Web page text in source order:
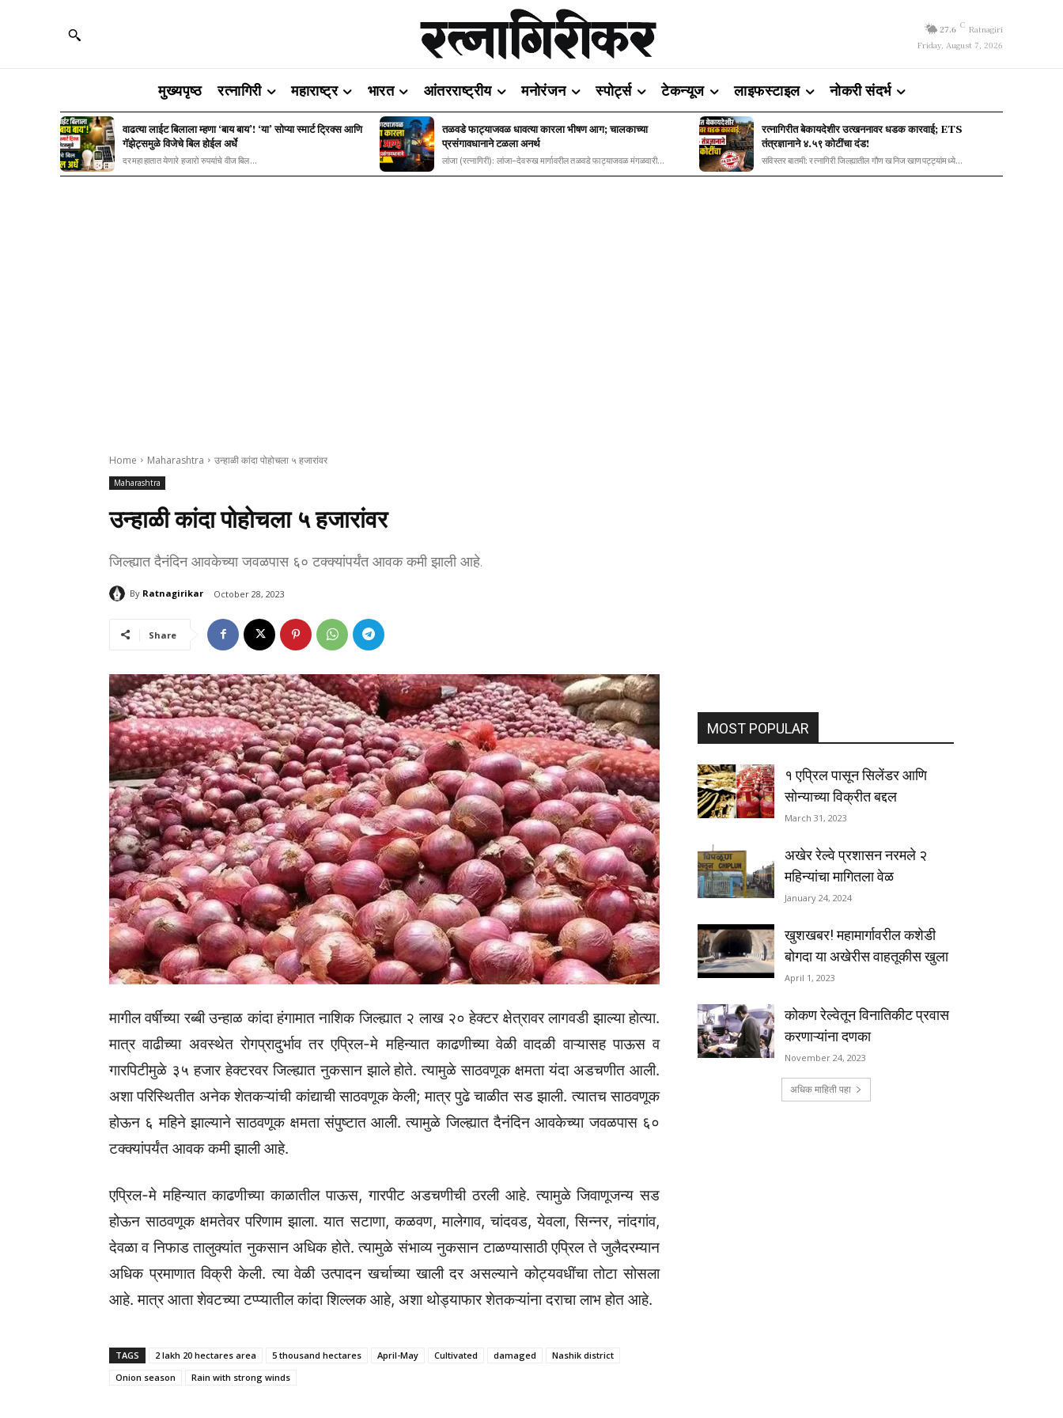
27.6 C Ratnagiri
Friday, August 7, 2026
मुख्यपृष्ठ रत्नागिरी महाराष्ट्र भारत आंतरराष्ट्रीय मनोरंजन स्पोर्ट्स टेकन्यूज लाइफस्टाइल नोकरी संदर्भ
वाढत्या लाईट बिलाला म्हणा ‘बाय बाय’! ‘या’ सोप्या स्मार्ट ट्रिक्स आणि
गॅझेट्समुळे विजेचे बिल होईल अर्धे
दरमहा हातात येणारे हजारो रुपयांचे वीज बिल...
तळवडे फाट्याजवळ धावत्या कारला भीषण आग; चालकाच्या
प्रसंगावधानाने टळला अनर्थ
लांजा (रत्नागिरी): लांजा–देवरुख मार्गावरील तळवडे फाट्याजवळ मंगळवारी...
रत्नागिरीत बेकायदेशीर उत्खननावर धडक कारवाई; ETS
तंत्रज्ञानाने ४.५९ कोटींचा दंड!
सविस्तर बातमी: रत्नागिरी जिल्ह्यातील गौण खनिज खाणपट्ट्यांमध्ये...
Home Maharashtra उन्हाळी कांदा पोहोचला ५ हजारांवर
Maharashtra
उन्हाळी कांदा पोहोचला ५ हजारांवर
जिल्ह्यात दैनंदिन आवकेच्या जवळपास ६० टक्क्यांपर्यंत आवक कमी झाली आहे.
By Ratnagirikar October 28, 2023
Share
मागील वर्षीच्या रब्बी उन्हाळ कांदा हंगामात नाशिक जिल्ह्यात २ लाख २० हेक्टर क्षेत्रावर लागवडी झाल्या होत्या.
मात्र वाढीच्या अवस्थेत रोगप्रादुर्भाव तर एप्रिल-मे महिन्यात काढणीच्या वेळी वादळी वाऱ्यासह पाऊस व
गारपिटीमुळे ३५ हजार हेक्टरवर जिल्ह्यात नुकसान झाले होते. त्यामुळे साठवणूक क्षमता यंदा अडचणीत आली.
अशा परिस्थितीत अनेक शेतकऱ्यांची कांद्याची साठवणूक केली; मात्र पुढे चाळीत सड झाली. त्यातच साठवणूक
होऊन ६ महिने झाल्याने साठवणूक क्षमता संपुष्टात आली. त्यामुळे जिल्ह्यात दैनंदिन आवकेच्या जवळपास ६०
टक्क्यांपर्यंत आवक कमी झाली आहे.
एप्रिल-मे महिन्यात काढणीच्या काळातील पाऊस, गारपीट अडचणीची ठरली आहे. त्यामुळे जिवाणूजन्य सड
होऊन साठवणूक क्षमतेवर परिणाम झाला. यात सटाणा, कळवण, मालेगाव, चांदवड, येवला, सिन्नर, नांदगांव,
देवळा व निफाड तालुक्यांत नुकसान अधिक होते. त्यामुळे संभाव्य नुकसान टाळण्यासाठी एप्रिल ते जुलैदरम्यान
अधिक प्रमाणात विक्री केली. त्या वेळी उत्पादन खर्चाच्या खाली दर असल्याने कोट्यवधींचा तोटा सोसला
आहे. मात्र आता शेवटच्या टप्प्यातील कांदा शिल्लक आहे, अशा थोड्याफार शेतकऱ्यांना दराचा लाभ होत आहे.
TAGS 2 lakh 20 hectares area 5 thousand hectares April-May Cultivated damaged
Nashik district
Onion season
Rain with strong winds
MOST POPULAR
१ एप्रिल पासून सिलेंडर आणि
सोन्याच्या विक्रीत बद्दल
March 31, 2023
अखेर रेल्वे प्रशासन नरमले २
महिन्यांचा मागितला वेळ
January 24, 2024
खुशखबर! महामार्गावरील कशेडी
बोगदा या अखेरीस वाहतूकीस खुला
April 1, 2023
कोकण रेल्वेतून विनातिकीट प्रवास
करणाऱ्यांना दणका
November 24, 2023
अधिक माहिती पहा